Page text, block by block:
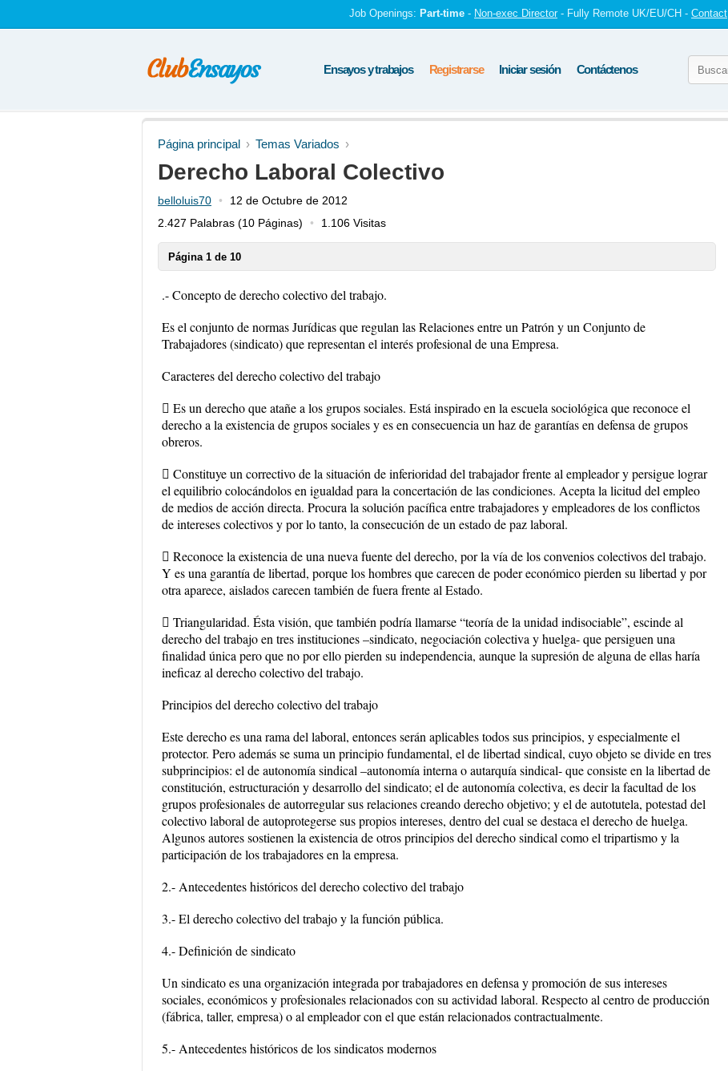
Job Openings: Part-time - Non-exec Director - Fully Remote UK/EU/CH - Contact
Ensayos y trabajos Registrarse Iniciar sesión Contáctenos
Página principal Temas Variados
Derecho Laboral Colectivo
belloluis70
12 de Octubre de 2012
2.427 Palabras (10 Páginas) 1.106 Visitas
Página 1 de 10
.- Concepto de derecho colectivo del trabajo.
Es el conjunto de normas Jurídicas que regulan las Relaciones entre un Patrón y un Conjunto de
Trabajadores (sindicato) que representan el interés profesional de una Empresa.
Caracteres del derecho colectivo del trabajo
 Es un derecho que atañe a los grupos sociales. Está inspirado en la escuela sociológica que reconoce el
derecho a la existencia de grupos sociales y es en consecuencia un haz de garantías en defensa de grupos
obreros.
 Constituye un correctivo de la situación de inferioridad del trabajador frente al empleador y persigue lograr
el equilibrio colocándolos en igualdad para la concertación de las condiciones. Acepta la licitud del empleo
de medios de acción directa. Procura la solución pacífica entre trabajadores y empleadores de los conflictos
de intereses colectivos y por lo tanto, la consecución de un estado de paz laboral.
 Reconoce la existencia de una nueva fuente del derecho, por la vía de los convenios colectivos del trabajo.
Y es una garantía de libertad, porque los hombres que carecen de poder económico pierden su libertad y por
otra aparece, aislados carecen también de fuera frente al Estado.
 Triangularidad. Ésta visión, que también podría llamarse “teoría de la unidad indisociable”, escinde al
derecho del trabajo en tres instituciones –sindicato, negociación colectiva y huelga- que persiguen una
finalidad única pero que no por ello pierden su independencia, aunque la supresión de alguna de ellas haría
ineficaz al derecho colectivo del trabajo.
Principios del derecho colectivo del trabajo
Este derecho es una rama del laboral, entonces serán aplicables todos sus principios, y especialmente el
protector. Pero además se suma un principio fundamental, el de libertad sindical, cuyo objeto se divide en tres
subprincipios: el de autonomía sindical –autonomía interna o autarquía sindical- que consiste en la libertad de
constitución, estructuración y desarrollo del sindicato; el de autonomía colectiva, es decir la facultad de los
grupos profesionales de autorregular sus relaciones creando derecho objetivo; y el de autotutela, potestad del
colectivo laboral de autoprotegerse sus propios intereses, dentro del cual se destaca el derecho de huelga.
Algunos autores sostienen la existencia de otros principios del derecho sindical como el tripartismo y la
participación de los trabajadores en la empresa.
2.- Antecedentes históricos del derecho colectivo del trabajo
3.- El derecho colectivo del trabajo y la función pública.
4.- Definición de sindicato
Un sindicato es una organización integrada por trabajadores en defensa y promoción de sus intereses
sociales, económicos y profesionales relacionados con su actividad laboral. Respecto al centro de producción
(fábrica, taller, empresa) o al empleador con el que están relacionados contractualmente.
5.- Antecedentes históricos de los sindicatos modernos